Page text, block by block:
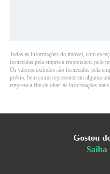
Todas as informações do imóvel, com
fornecidas pela empresa responsável pelo
Os valores exibidos são fornecidos pela
prévio, bem como representarem alguma
empresa a fim de obter as informações mais
Gostou
Saiba